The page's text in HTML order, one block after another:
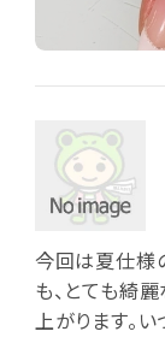
今回は夏仕様
も、とても綺
上がります。